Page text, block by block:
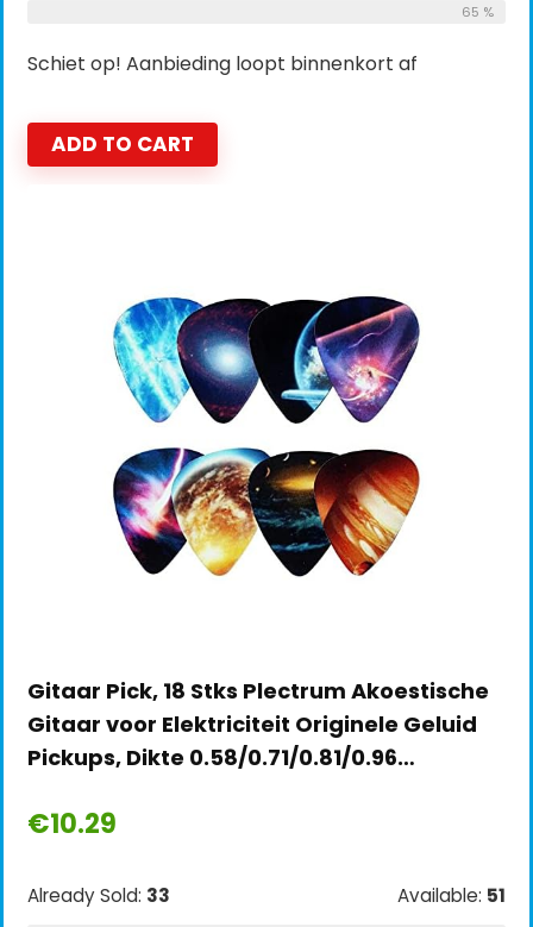
65 %
Schiet op! Aanbieding loopt binnenkort af
ADD TO CART
Gitaar Pick, 18 Stks Plectrum Akoestische
Gitaar voor Elektriciteit Originele Geluid
Pickups, Dikte 0.58/0.71/0.81/0.96…
€10.29
Already Sold: 33 Available: 51